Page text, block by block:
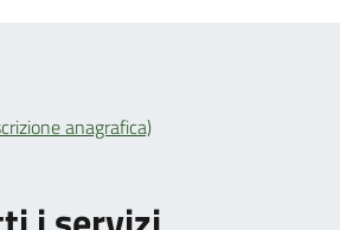
anagrafica)